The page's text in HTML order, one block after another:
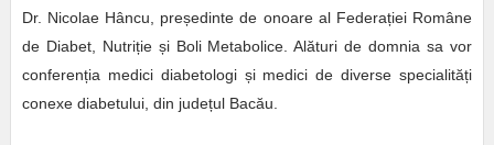
Dr. Nicolae Hâncu, președinte de onoare al Federației Române
de Diabet, Nutriție și Boli Metabolice. Alături de domnia sa vor
conferenția medici diabetologi și medici de diverse specialități
conexe diabetului, din județul Bacău.